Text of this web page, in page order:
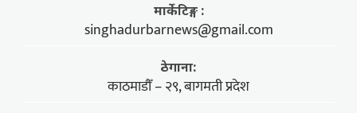
मार्केटिङ्ग :
singhadurbarnews@gmail.com
ठेगाना:
काठमाडौँ – २९, बागमती प्रदेश